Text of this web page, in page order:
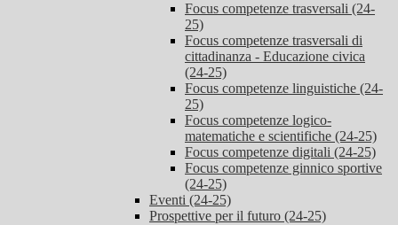
Focus competenze trasversali (24-
25)
Focus competenze trasversali di
cittadinanza - Educazione civica
(24-25)
Focus competenze linguistiche (24-
25)
Focus competenze logico-
matematiche e scientifiche (24-25)
Focus competenze digitali (24-25)
Focus competenze ginnico sportive
(24-25)
Eventi (24-25)
Prospettive per il futuro (24-25)